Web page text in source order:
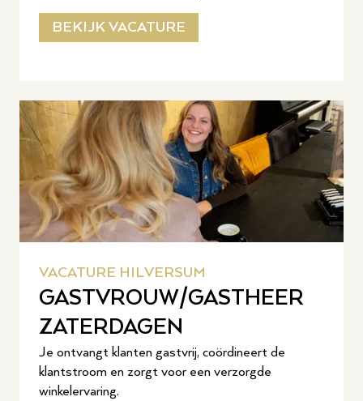
BEKIJK VACATURE
VACATURE HILVERSUM
GASTVROUW/GASTHEER
ZATERDAGEN
Je ontvangt klanten gastvrij, coördineert de
klantstroom en zorgt voor een verzorgde
winkelervaring.